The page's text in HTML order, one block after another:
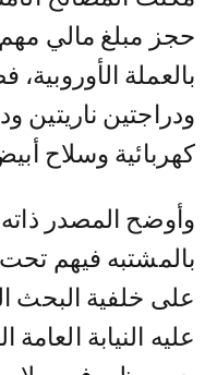
حجز مبلغ مالي مهم
بالعملة
ودراجتين ناريتين
كهربائية وسلاح
وأوضح المصدر
بالمشتبه فيهم
على خلفية البحث
عليه النيابة